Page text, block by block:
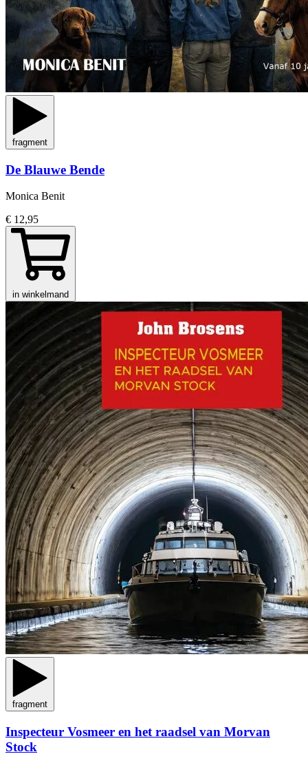
fragment
De Blauwe Bende
Monica Benit
€ 12,95
in winkelmand
fragment
Inspecteur Vosmeer en het raadsel van Morvan
Stock